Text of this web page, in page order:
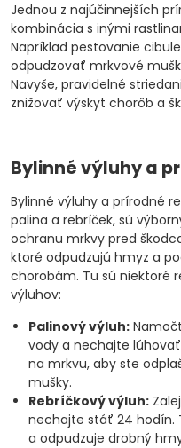
Jednou z najúčinnejších
kombinácia s inými
Napríklad pestovanie
odpudzovať mrkvové
Navyše, pravidelné
znižovať výskyt chorôb a
Bylinné výluhy a
Bylinné výluhy a prírodné
palina a rebríček, sú
ochranu mrkvy pred
ktoré odpudzujú hmyz a
chorobám. Tu sú niektoré
výluhov:
Palinový výluh:
vody a nechajte
na mrkvu, aby ste
mušky.
Rebríčkový výluh:
nechajte stáť 24 hodín.
a odpudzuje drobný